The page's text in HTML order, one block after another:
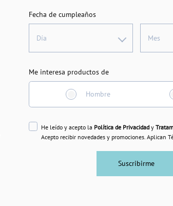
Fecha de cumpleaños
Día Mes
Me interesa productos de
Hombre
He leído y acepto la Política de Privacidady
Acepto recibir novedades y promociones. Aplican
Suscribirme